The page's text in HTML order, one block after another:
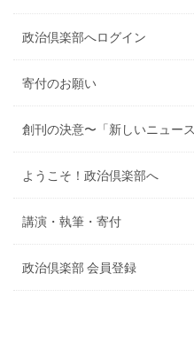
政治倶楽部へログイン
寄付のお願い
創刊の決意〜「新しいニュー
ようこそ！政治倶楽部へ
講演・執筆・寄付
政治倶楽部 会員登録